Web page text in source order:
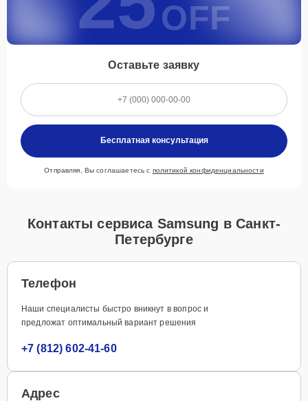
OFF
Оставьте заявку
Бесплатная консультация
Отправляя, Вы соглашаетесь с политикой конфиденциальности
Контакты сервиса Samsung в Санкт-
Петербурге
Телефон
Наши специалисты быстро вникнут в вопрос и
предложат оптимальный вариант решения
+7 (812) 602-41-60
Адрес